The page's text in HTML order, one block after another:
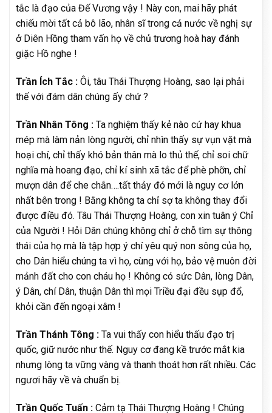
tắc là đạo của Đế Vương vậy ! Này con, mai hãy phát
chiếu mời tất cả bô lão, nhân sĩ trong cả nước về nghị sự
ở Diên Hồng tham vấn họ về chủ trương hoà hay đánh
giặc Hồ nghe !
Trần Ích Tắc : Ôi, tâu Thái Thượng Hoàng, sao lại phải
thế với đám dân chúng ấy chứ ?
Trần Nhân Tông : Ta nghiệm thấy kẻ nào cứ hay khua
mép mà làm nản lòng người, chỉ nhìn thấy sự vụn vặt mà
hoại chí, chỉ thấy khó bản thân mà lo thủ thế, chỉ soi chữ
nghĩa mà hoang đạo, chỉ kí sinh xã tắc để phè phỡn, chỉ
mượn dân để che chắn….tất thảy đó mới là nguy cơ lớn
nhất bên trong ! Bằng không ta chỉ sợ ta không thay đổi
được điều đó. Tâu Thái Thượng Hoàng, con xin tuân ý Chỉ
của Người ! Hỏi Dân chúng không chỉ ở chỗ tìm sự thông
thái của họ mà là tập hợp ý chí yêu quý non sông của họ,
cho Dân hiểu chúng ta vì họ, cùng với họ, bảo vệ muôn đời
mảnh đất cho con cháu họ ! Không có sức Dân, lòng Dân,
ý Dân, chí Dân, thuận Dân thì mọi Triều đại đều sụp đổ,
khỏi cần đến ngoại xâm !
Trần Thánh Tông : Ta vui thấy con hiểu thấu đạo trị
quốc, giữ nước như thế. Nguy cơ đang kề trước mắt kia
nhưng lòng ta vững vàng và thanh thoát hơn rất nhiều. Các
ngươi hãy về và chuẩn bị.
Trần Quốc Tuấn : Cảm tạ Thái Thượng Hoàng ! Chúng